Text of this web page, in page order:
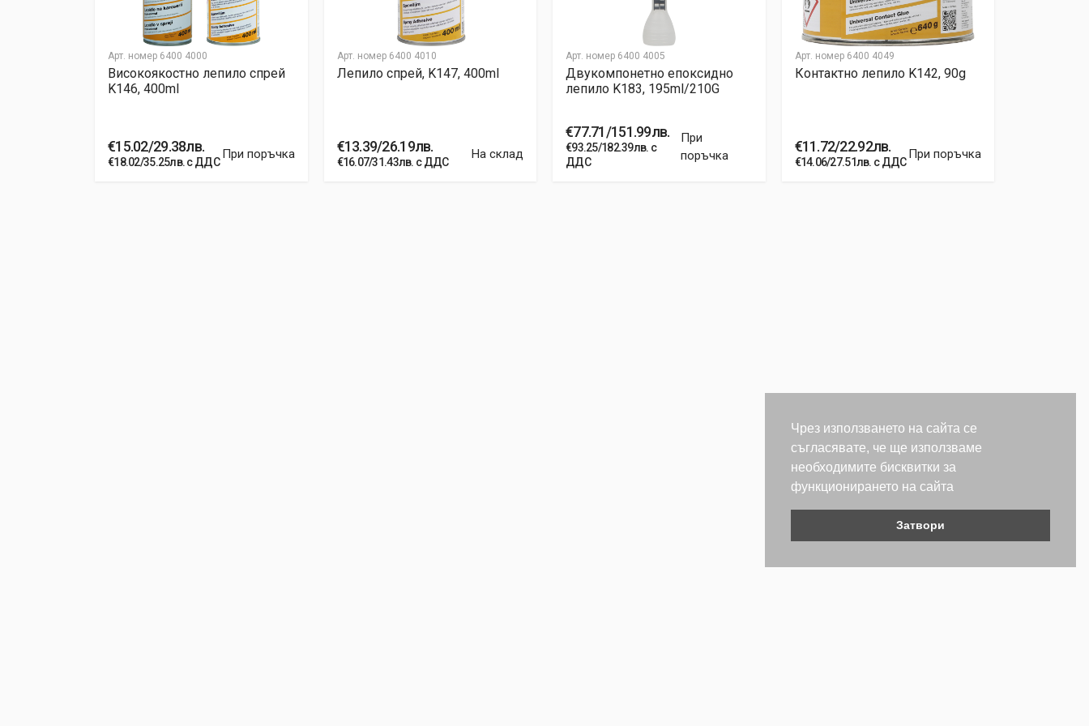
Чрез използването на сайта се
съгласявате, че ще използваме
необходимите бисквитки за
функционирането на сайта
Затвори
Post Your Review
Арт. номер 6400 4000
Високоякостно лепило спрей
K146, 400ml
€15.02/29.38лв.
€18.02/35.25лв. с ДДС
При поръчка
Арт. номер6400 4010
Лепило спрей, K147, 400ml
€13.39/26.19лв.
€16.07/31.43лв. с ДДС
На склад
Арт. номер 6400 4005
Двукомпонетно епоксидно
лепило K183, 195ml/210G
€77.71/151.99лв.
€93.25/182.39лв. с
ДДС
При
поръчка
Арт. номер6400 4049
Контактно лепило K142, 90g
€11.72/22.92лв.
€14.06/27.51лв. с ДДС
При поръчка